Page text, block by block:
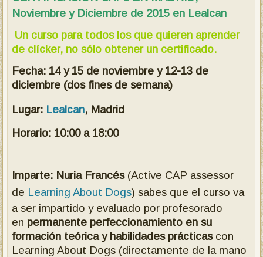
Noviembre y Diciembre de 2015 en Lealcan
Un curso para todos los que quieren aprender
de clícker, no sólo obtener un certificado.
Fecha: 14 y 15 de noviembre y 12-13 de
diciembre (dos fines de semana)
Lugar: Lealcan, Madrid
Horario: 10:00 a 18:00
Imparte: Nuria Francés(Active CAP assessor
de Learning About Dogs) sabes que el curso va
a ser impartido y evaluado por profesorado
en permanente perfeccionamiento en su
formación teórica y habilidades prácticascon
Learning About Dogs (directamente de la mano